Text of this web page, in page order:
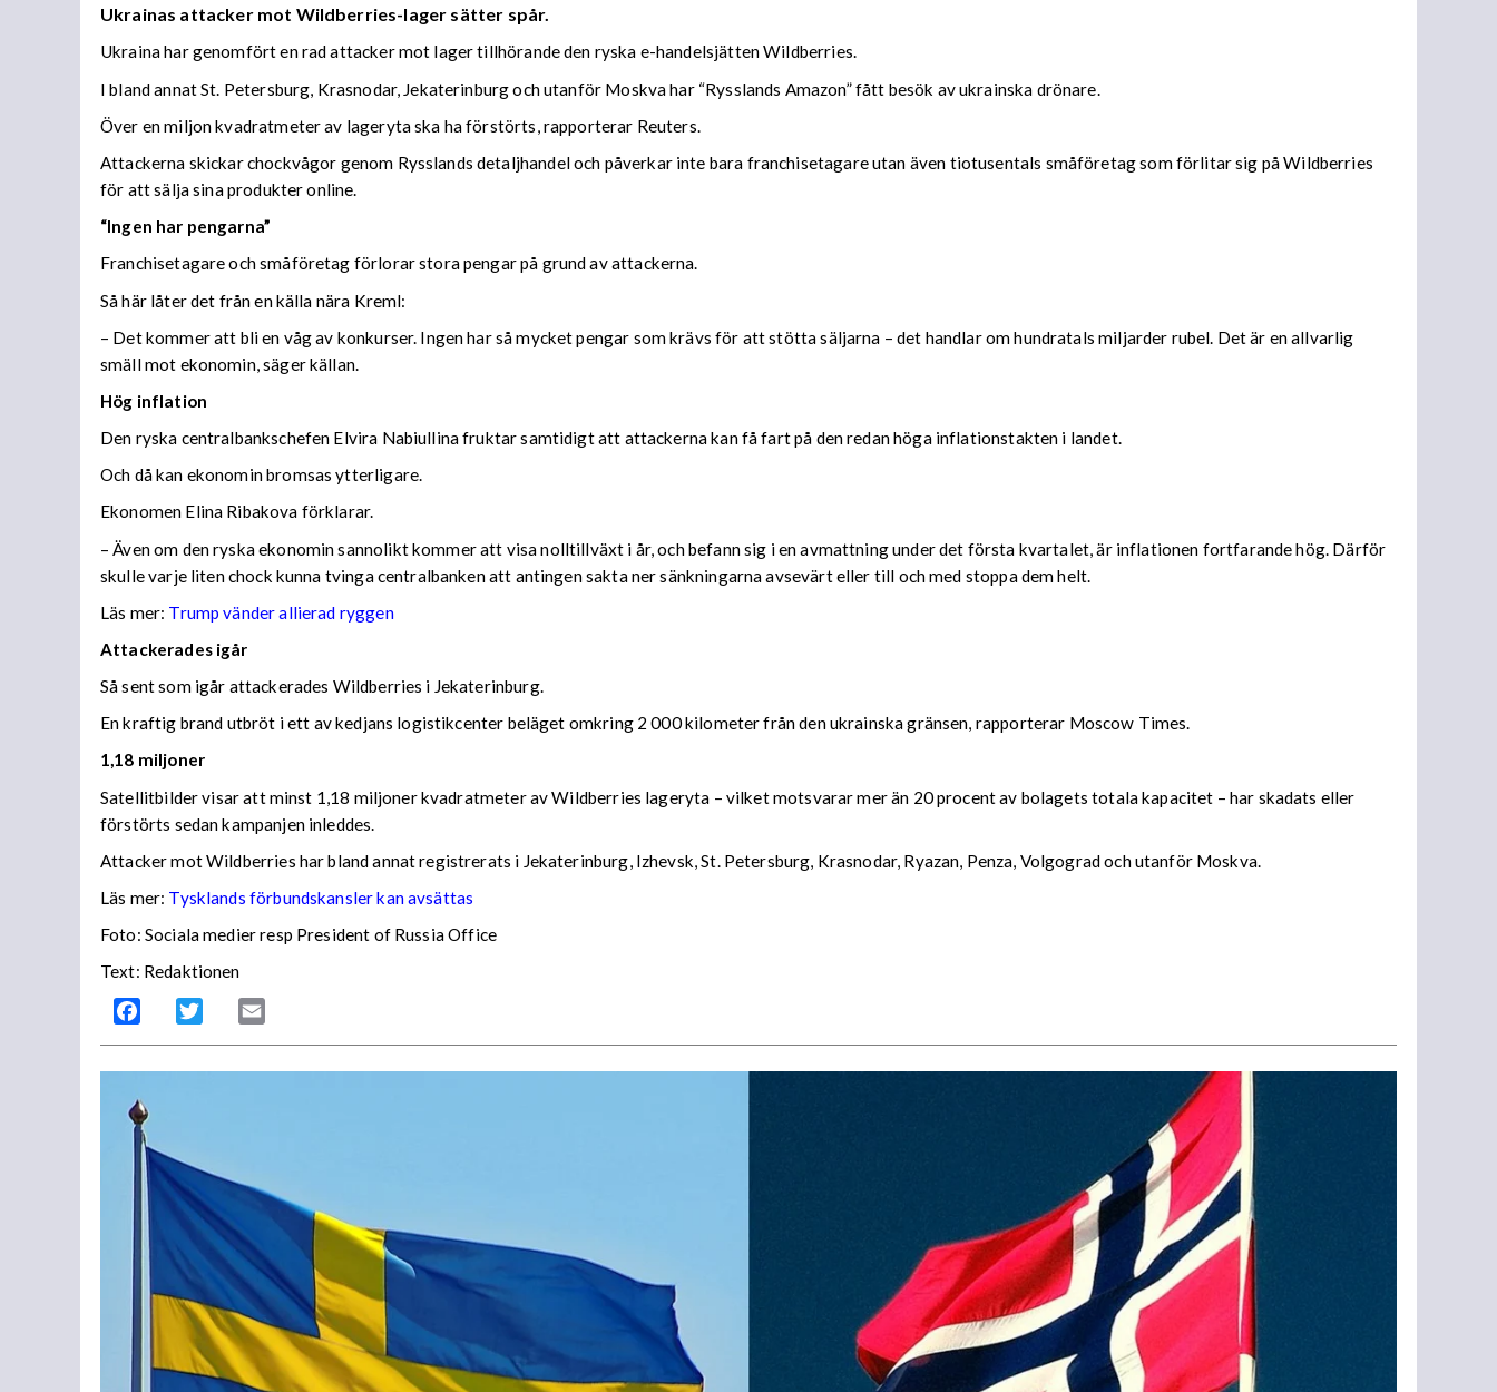
Ukrainas attacker mot Wildberries-lager sätter spår.
Ukraina har genomfört en rad attacker mot lager tillhörande den ryska e-handelsjätten Wildberries.
I bland annat St. Petersburg, Krasnodar, Jekaterinburg och utanför Moskva har “Rysslands Amazon” fått besök av ukrainska drönare.
Över en miljon kvadratmeter av lageryta ska ha förstörts, rapporterar Reuters.
Attackerna skickar chockvågor genom Rysslands detaljhandel och påverkar inte bara franchisetagare utan även tiotusentals småföretag som förlitar sig på Wildberries
för att sälja sina produkter online.
“Ingen har pengarna”
Franchisetagare och småföretag förlorar stora pengar på grund av attackerna.
Så här låter det från en källa nära Kreml:
– Det kommer att bli en våg av konkurser. Ingen har så mycket pengar som krävs för att stötta säljarna – det handlar om hundratals miljarder rubel. Det är en allvarlig
smäll mot ekonomin, säger källan.
Hög inflation
Den ryska centralbankschefen Elvira Nabiullina fruktar samtidigt att attackerna kan få fart på den redan höga inflationstakten i landet.
Och då kan ekonomin bromsas ytterligare.
Ekonomen Elina Ribakova förklarar.
– Även om den ryska ekonomin sannolikt kommer att visa nolltillväxt i år, och befann sig i en avmattning under det första kvartalet, är inflationen fortfarande hög. Därför
skulle varje liten chock kunna tvinga centralbanken att antingen sakta ner sänkningarna avsevärt eller till och med stoppa dem helt.
Läs mer: Trump vänder allierad ryggen
Attackerades igår
Så sent som igår attackerades Wildberries i Jekaterinburg.
En kraftig brand utbröt i ett av kedjans logistikcenter beläget omkring 2 000 kilometer från den ukrainska gränsen, rapporterar Moscow Times.
1,18 miljoner
Satellitbilder visar att minst 1,18 miljoner kvadratmeter av Wildberries lageryta – vilket motsvarar mer än 20 procent av bolagets totala kapacitet – har skadats eller
förstörts sedan kampanjen inleddes.
Attacker mot Wildberries har bland annat registrerats i Jekaterinburg, Izhevsk, St. Petersburg, Krasnodar, Ryazan, Penza, Volgograd och utanför Moskva.
Läs mer: Tysklands förbundskansler kan avsättas
Foto: Sociala medier resp President of Russia Office
Text: Redaktionen
Facebook Twitter